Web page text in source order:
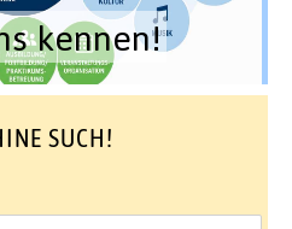
kennen!
SUCH!